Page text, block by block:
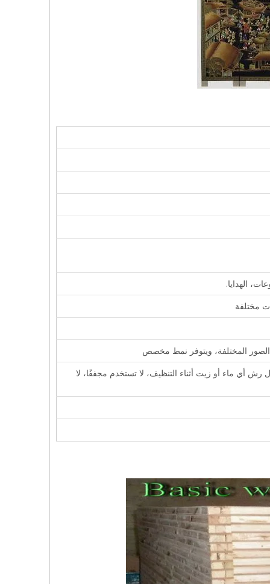
الهدايا.
مختلفة
الصور المختلفة، ويتوفر نمط مخصص
أي ماء أو زيت أثناء التنظيف، لا تستخدم مجففًا، لا